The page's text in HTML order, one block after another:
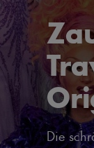
Die